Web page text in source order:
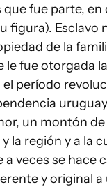
que fue parte, en
figura). Esclavo
de la
le fue otorgada
período
un montón de
la región y a la
veces se hace
y original